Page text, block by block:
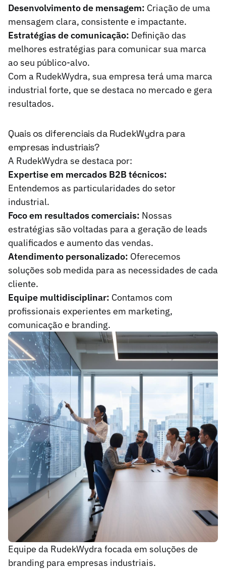
Desenvolvimento de mensagem: Criação de uma
mensagem clara, consistente e impactante.
Estratégias de comunicação: Definição das
melhores estratégias para comunicar sua marca
ao seu público-alvo.
Com a RudekWydra, sua empresa terá uma marca
industrial forte, que se destaca no mercado e gera
resultados.
Quais os diferenciais da RudekWydra para
empresas industriais?
A RudekWydra se destaca por:
Expertise em mercados B2B técnicos:
Entendemos as particularidades do setor
industrial.
Foco em resultados comerciais: Nossas
estratégias são voltadas para a geração de leads
qualificados e aumento das vendas.
Atendimento personalizado: Oferecemos
soluções sob medida para as necessidades de cada
cliente.
Equipe multidisciplinar: Contamos com
profissionais experientes em marketing,
comunicação e branding.
Equipe da RudekWydra focada em soluções de
branding para empresas industriais.